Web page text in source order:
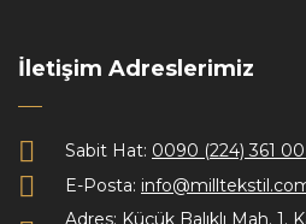
İletişim Adreslerimiz
Sabit Hat: 0090 (224) 361
E-Posta:
Adres: Küçük Balıklı Mah.